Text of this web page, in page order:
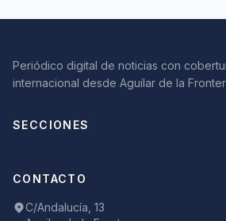
Periódico digital de noticias con
internacional desde Aguilar de la
SECCIONES
CONTACTO
C/Andalucía, 13